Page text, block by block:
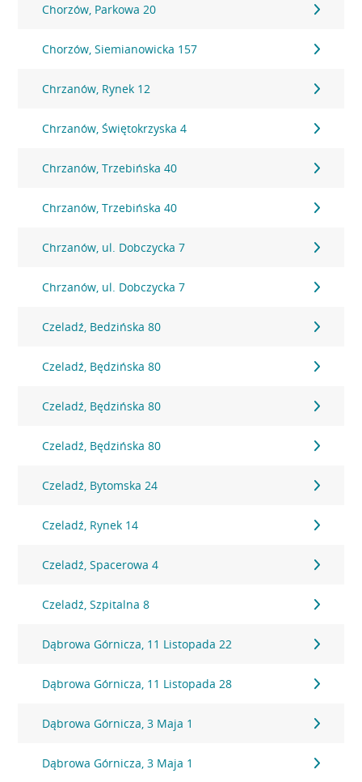
Chorzów, Parkowa 20
Chorzów, Siemianowicka 157
Chrzanów, Rynek 12
Chrzanów, Świętokrzyska 4
Chrzanów, Trzebińska 40
Chrzanów, Trzebińska 40
Chrzanów, ul. Dobczycka 7
Chrzanów, ul. Dobczycka 7
Czeladź, Bedzińska 80
Czeladź, Będzińska 80
Czeladź, Będzińska 80
Czeladź, Będzińska 80
Czeladź, Bytomska 24
Czeladź, Rynek 14
Czeladź, Spacerowa 4
Czeladź, Szpitalna 8
Dąbrowa Górnicza, 11 Listopada 22
Dąbrowa Górnicza, 11 Listopada 28
Dąbrowa Górnicza, 3 Maja 1
Dąbrowa Górnicza, 3 Maja 1